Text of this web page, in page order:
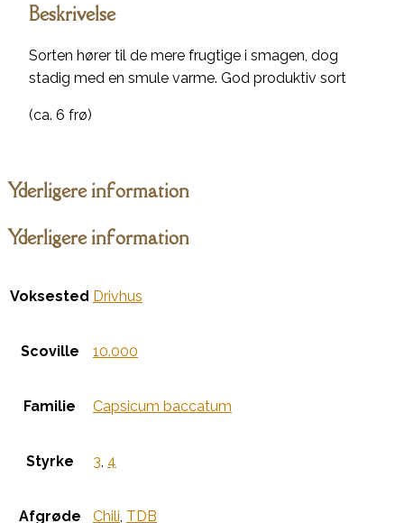
Beskrivelse
Sorten hører til de mere frugtige i smagen, dog
stadig med en smule varme. God produktiv sort
(ca. 6 frø)
Yderligere information
Yderligere information
Voksested Drivhus
Scoville 10.000
Familie Capsicum baccatum
Styrke 3 4
Afgrøde Chili TDB